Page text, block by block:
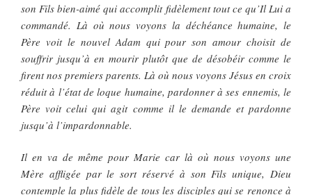
son Fils bien-aimé qui accomplit fidèlement tout ce qu’Il Lui a
commandé. Là où nous voyons la déchéance humaine, le
Père voit le nouvel Adam qui pour son amour choisit de
souffrir jusqu’à en mourir plutôt que de désobéir comme le
firent nos premiers parents. Là où nous voyons Jésus en croix
réduit à l’état de loque humaine, pardonner à ses ennemis, le
Père voit celui qui agit comme il le demande et pardonne
jusqu’à l’impardonnable.
Il en va de même pour Marie car là où nous voyons une
Mère affligée par le sort réservé à son Fils unique, Dieu
contemple la plus fidèle de tous les disciples qui se renonce à